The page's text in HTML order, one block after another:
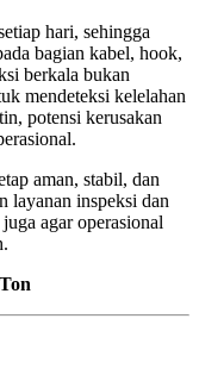
hari, sehingga
bagian kabel, hook,
berkala bukan
mendeteksi kelelahan
potensi kerusakan
aman, stabil, dan
layanan inspeksi dan
agar operasional